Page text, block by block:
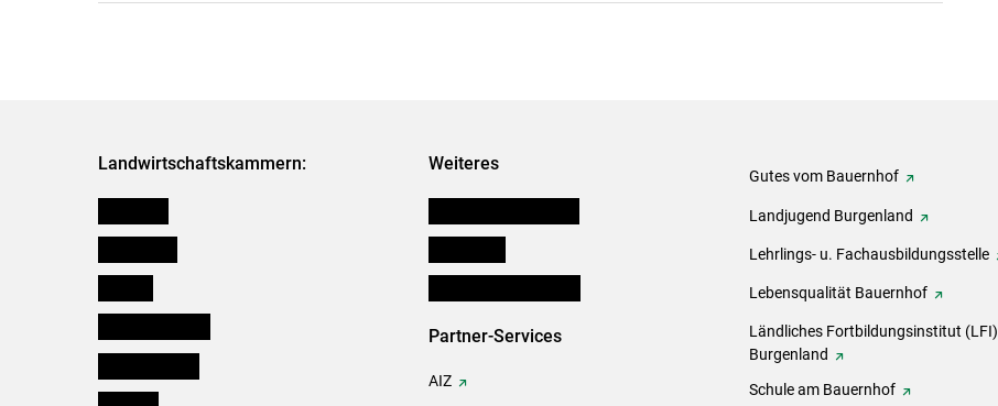
Landwirtschaftskammern: Weiteres
Partner-Services
AIZ
Gutes vom Bauernhof
Landjugend Burgenland
Lehrlings- u. Fachausbildungsstelle
Lebensqualität Bauernhof
Ländliches Fortbildungsinstitut (LFI)
Burgenland
Schule am Bauernhof